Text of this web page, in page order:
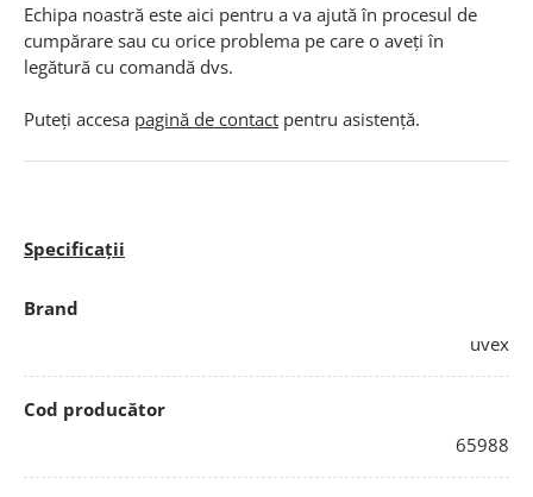
Echipa noastră este aici pentru a va ajută în procesul de
cumpărare sau cu orice problema pe care o aveți în
legătură cu comandă dvs.
Puteți accesa pagină de contact pentru asistență.
Specificații
Brand
uvex
Cod producător
65988